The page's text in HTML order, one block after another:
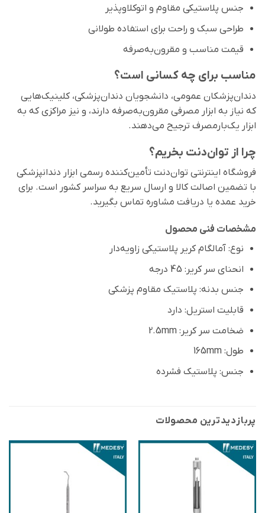
جنس پلاستیکی مقاوم و اتوکلاوپذیر
طراحی سبک و راحت برای استفاده طولانی
قیمت مناسب و مقرون‌به‌صرفه
مناسب برای چه کسانی است؟
دندان‌پزشکان عمومی، دانشجویان دندان‌پزشکی، کلینیک‌هایی
که نیاز به ابزار مصرفی مقرون‌به‌صرفه دارند، و نیز مراکزی که به
ابزار یک‌بارمصرف ترجیح می‌دهند.
چرا از توان‌دنت بخریم؟
فروشگاه اینترنتی توان‌دنت تأمین‌کننده رسمی ابزار دندانپزشکی
با تضمین اصالت کالا و ارسال سریع به سراسر کشور است. برای
خرید عمده یا دریافت مشاوره تماس بگیرید.
مشخصات فنی محصول
نوع: آمالگام کریر پلاستیکی زاویه‌دار
انحنای سر کریر: 45 درجه
جنس بدنه: پلاستیک مقاوم پزشکی
قابلیت استریل: دارد
ضخامت سر کریر: 2.5mm
طول: 165mm
جنس: پلاستیک فشرده
پربازدید‌ترین محصولات